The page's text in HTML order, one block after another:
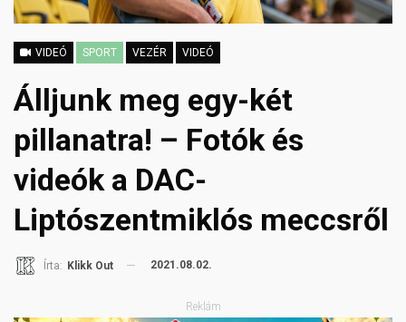
VIDEÓ SPORT VEZÉR VIDEÓ
Álljunk meg egy-két
pillanatra! – Fotók és
videók a DAC-
Liptószentmiklós meccsről
Írta: Klikk Out 2021.08.02.
Reklám